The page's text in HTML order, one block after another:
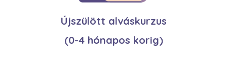
Újszülött alváskurzus
(0-4 hónapos korig)